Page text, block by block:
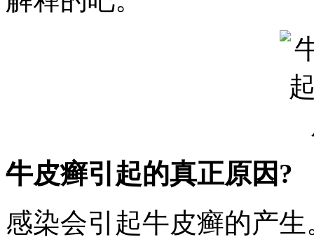
牛皮癣引起的真正原因?
感染会引起牛皮癣的产